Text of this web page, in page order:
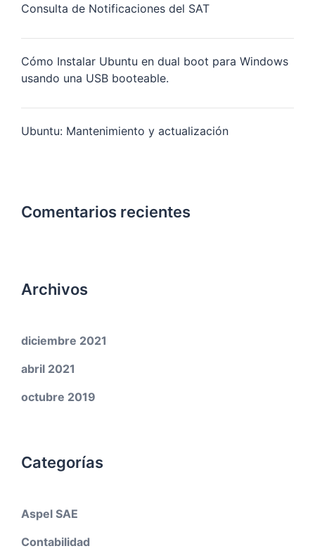
Consulta de Notificaciones del SAT
Cómo Instalar Ubuntu en dual boot para Windows
usando una USB booteable.
Ubuntu: Mantenimiento y actualización
Comentarios recientes
Archivos
diciembre 2021
abril 2021
octubre 2019
Categorías
Aspel SAE
Contabilidad